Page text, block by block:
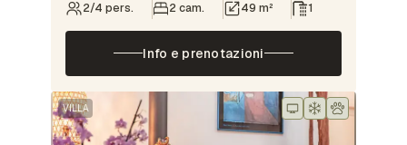
2/4 pers. 2 cam. 49 m² 1
Info e prenotazioni
VILLA